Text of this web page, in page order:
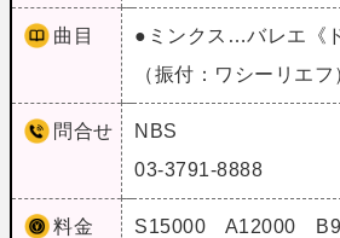
曲目
●ミンクス…バレエ《
（振付：ワシーリエフ
問合せ
NBS
03-3791-8888
料金
S15000 A12000